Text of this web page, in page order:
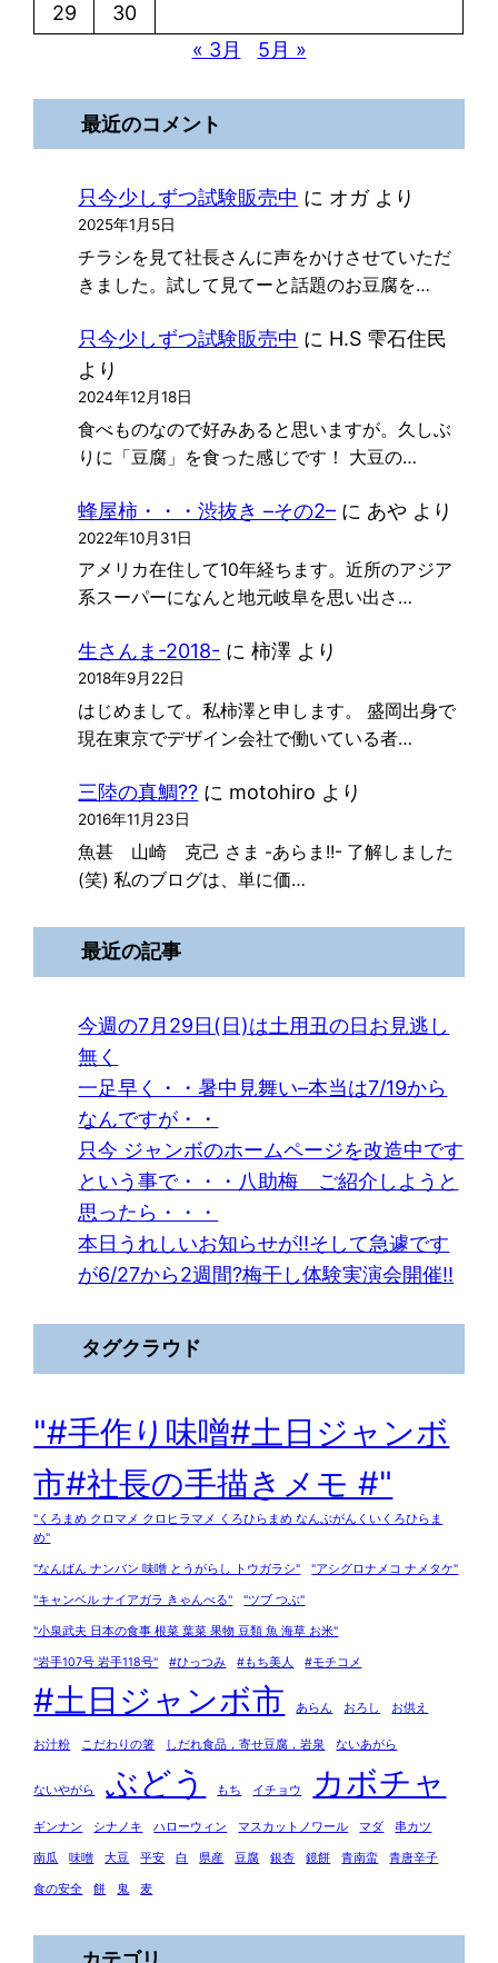
29
30
« 3月
5月 »
最近のコメント
只今少しずつ試験販売中 に オガより
2025年1月5日
チラシを見て社長さんに声をかけさせていただ
きました。試して見てーと話題のお豆腐を…
只今少しずつ試験販売中 に H.S 雫石住民
より
2024年12月18日
食べものなので好みあると思いますが。久しぶ
りに「豆腐」を食った感じです！ 大豆の…
蜂屋柿・・・渋抜き –その2– に あや より
2022年10月31日
アメリカ在住して10年経ちます。近所のアジア
系スーパーになんと地元岐阜を思い出さ…
生さんま-2018- に柿澤 より
2018年9月22日
はじめまして。私柿澤と申します。 盛岡出身で
現在東京でデザイン会社で働いている者…
三陸の真鯛?? に motohiro より
2016年11月23日
魚甚 山崎 克己 さま -あらま!!- 了解しました
(笑) 私のブログは、単に価…
最近の記事
今週の7月29日(日)は土用丑の日お見逃し
無く
一足早く・・暑中見舞い–本当は7/19から
なんですが・・
只今 ジャンボのホームページを改造中です
という事で・・・八助梅 ご紹介しようと
思ったら・・・
本日うれしいお知らせが!!そして急遽です
が6/27から2週間?梅干し体験実演会開催!!
タグクラウド
"#手作り味噌#土日ジャンボ
市#社長の手描きメモ #"
"くろまめ クロマメ クロヒラマメ くろひらまめ なんぶがんくいくろひらま
め"
"なんばん ナンバン 味噌 とうがらし トウガラシ" "アシグロナメコ ナメタケ"
"キャンベル ナイアガラ きゃんべる" "ツブ つぶ"
"小泉武夫 日本の食事 根菜 葉菜 果物 豆類 魚 海草 お米"
"岩手107号 岩手118号" #ひっつみ #もち美人 #モチコメ
#土日ジャンボ市 あらん おろし お供え
お汁粉 こだわりの箸 しだれ食品，寄せ豆腐，岩泉 ないあがら
ないやがら ぶどう もち イチョウ カボチャ
ギンナン シナノキ ハローウィン マスカットノワール マダ 串カツ
南瓜 味噌 大豆 平安 白 県産 豆腐 銀杏 鏡餅 青南蛮 青唐辛子
食の安全 餅 鬼 麦